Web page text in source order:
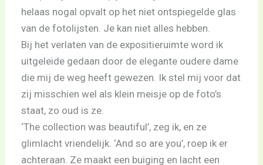
helaas nogal opvalt op het niet ontspiegelde glas
van de fotolijsten. Je kan niet alles hebben.
Bij het verlaten van de expositieruimte word ik
uitgeleide gedaan door de elegante oudere dame
die mij de weg heeft gewezen. Ik stel mij voor dat
zij misschien wel als klein meisje op de foto’s
staat, zo oud is ze.
‘The collection was beautiful’, zeg ik, en ze
glimlacht vriendelijk. ‘And so are you’, roep ik er
achteraan. Ze maakt een buiging en lacht een